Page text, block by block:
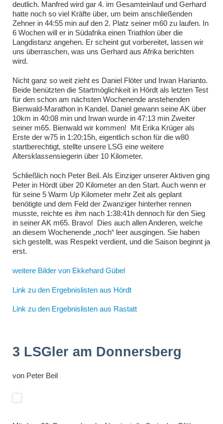
deutlich. Manfred wird gar 4. im Gesamteinlauf und Gerhard
hatte noch so viel Kräfte über, um beim anschließenden
Zehner in 44:55 min auf den 2. Platz seiner m60 zu laufen. In
6 Wochen will er in Südafrika einen Triathlon über die
Langdistanz angehen. Er scheint gut vorbereitet, lassen wir
uns überraschen, was uns Gerhard aus Afrika berichten
wird.
Nicht ganz so weit zieht es Daniel Flöter und Irwan Harianto.
Beide benützten die Startmöglichkeit in Hördt als letzten Test
für den schon am nächsten Wochenende anstehenden
Bienwald-Marathon in Kandel. Daniel gewann seine AK über
10km in 40:08 min und Irwan wurde in 47:13 min Zweiter
seiner m65. Bienwald wir kommen! Mit Erika Krüger als
Erste der w75 in 1:20:15h, eigentlich schon für die w80
startberechtigt, stellte unsere LSG eine weitere
Altersklassensiegerin über 10 Kilometer.
Schließlich noch Peter Beil. Als Einziger unserer Aktiven ging
Peter in Hördt über 20 Kilometer an den Start. Auch wenn er
für seine 5 Warm Up Kilometer mehr Zeit als geplant
benötigte und dem Feld der Zwanziger hinterher rennen
musste, reichte es ihm nach 1:38:41h dennoch für den Sieg
in seiner AK m65. Bravo! Dies auch allen Anderen, welche
an diesem Wochenende „noch“ leer ausgingen. Sie haben
sich gestellt, was Respekt verdient, und die Saison beginnt ja
erst.
weitere Bilder von Ekkehard Gübel
Link zu den Ergebnislisten aus Hördt
Link zu den Ergebnislisten aus Rastatt
3 LSGler am Donnersberg
von Peter Beil